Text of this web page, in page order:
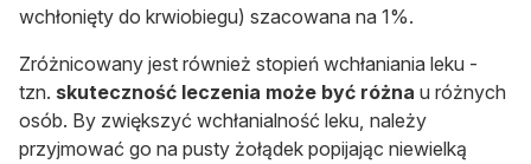
wchłonięty do krwiobiegu) szacowana na 1%.
Zróżnicowany jest również stopień wchłaniania leku -
tzn. skuteczność leczenia może być różna u różnych
osób. By zwiększyć wchłanialność leku, należy
przyjmować go na pusty żołądek popijając niewielką